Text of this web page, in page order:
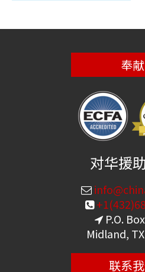
奉献
对华援
P.O.
Midland,
联系